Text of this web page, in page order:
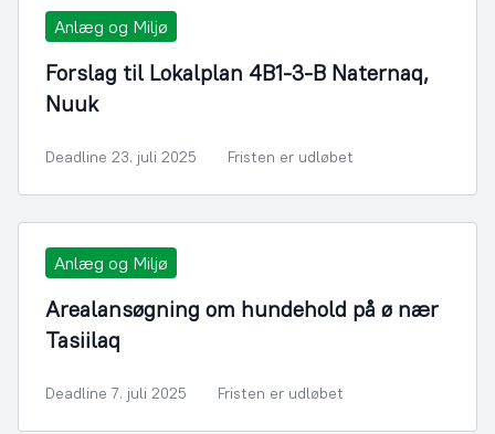
Anlæg og Miljø
Forslag til Lokalplan 4B1-3-B Naternaq,
Nuuk
Deadline 23. juli 2025 Fristen er udløbet
Anlæg og Miljø
Arealansøgning om hundehold på ø nær
Tasiilaq
Deadline 7. juli 2025 Fristen er udløbet